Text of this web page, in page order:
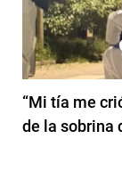
“Mi tía me
de la sobrina